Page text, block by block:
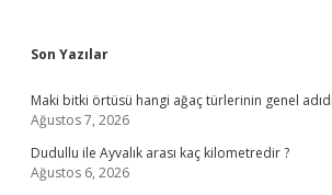
Son Yazılar
Maki bitki örtüsü hangi ağaç türlerinin genel
Ağustos 7, 2026
Dudullu ile Ayvalık arası kaç kilometredir ?
Ağustos 6, 2026